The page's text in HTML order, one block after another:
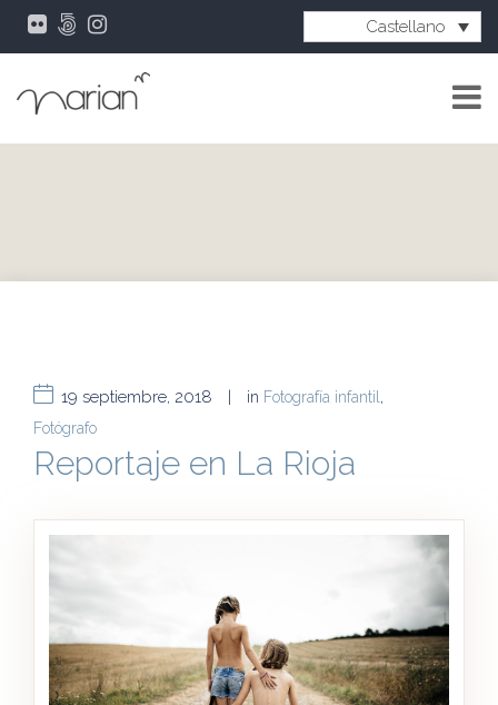
Castellano
19 septiembre, 2018 | in Fotografía infantil ,
Fotógrafo
Reportaje en La Rioja